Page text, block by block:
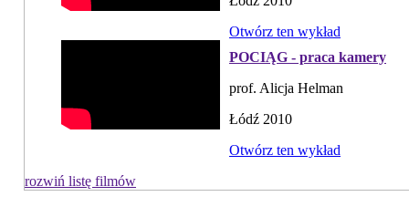
Otwórz ten wykład
POCIĄG - praca kamery
prof. Alicja Helman
Łódź 2010
Otwórz ten wykład
rozwiń listę filmów